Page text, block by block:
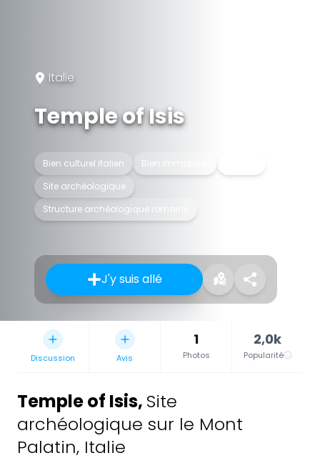
Italie
Temple of Isis
Bien culturel italien Bien immobilier
Site archéologique
Structure archéologique romaine
J'y suis allé
Discussion Avis
1
Photos
2,0k
Popularité
Temple of Isis, Site
archéologique sur le Mont
Palatin, Italie